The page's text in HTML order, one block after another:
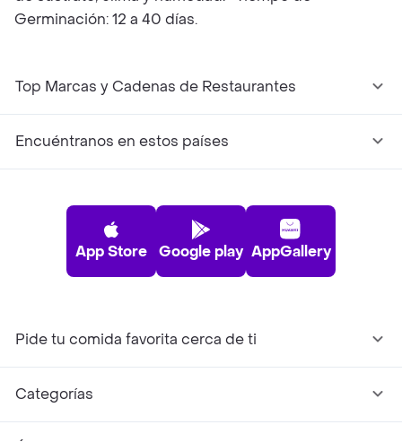
Germinación: 12 a 40 días.
Top Marcas y Cadenas de Restaurantes
Encuéntranos en estos países
App Store Google play AppGallery
Pide tu comida favorita cerca de ti
Categorías